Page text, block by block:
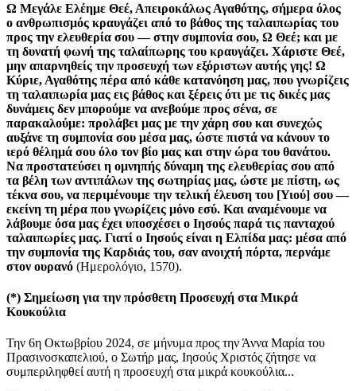
Ω Μεγάλε Ελέημε Θεέ, Απειροκάλως Αγαθότης, σήμερα όλος
ο ανθρωπισμός κραυγάζει από το βάθος της ταλαιπωρίας του
προς την ελευθερία σου — στην συμπονία σου, Ω Θεέ; και με
τη δυνατή φωνή της ταλαίπωρης του κραυγάζει. Χάριστε Θεέ,
μην απαρνηθείς την προσευχή των εξόριστων αυτής γης! Ω
Κύριε, Αγαθότης πέρα από κάθε κατανόηση μας, που γνωρίζεις
τη ταλαιπωρία μας εις βάθος και ξέρεις ότι με τις δικές μας
δυνάμεις δεν μπορούμε να ανεβούμε προς σένα, σε
παρακαλούμε: προλάβει μας με την χάρη σου και συνεχώς
αυξάνε τη συμπονία σου μέσα μας, ώστε πιστά να κάνουν το
ιερό θέλημά σου όλο τον βίο μας και στην ώρα του θανάτου.
Να προστατεύσει η ομνηπής δύναμη της ελευθερίας σου από
τα βέλη των αντιπάλων της σωτηρίας μας, ώστε με πίστη, ως
τέκνα σου, να περιμένουμε την τελική έλευση του [Υιού] σου —
εκείνη τη μέρα που γνωρίζεις μόνο εσύ. Και αναμένουμε να
λάβουμε όσα μας έχει υποσχέσει ο Ιησούς παρά τις πανταχού
ταλαιπωρίες μας. Γιατί ο Ιησούς είναι η Ελπίδα μας: μέσα από
την συμπονία της Καρδιάς του, σαν ανοιχτή πόρτα, περνάμε
στον ουρανό (Ημερολόγιο, 1570).
(*) Σημείωση για την πρόσθετη Προσευχή στα Μικρά
Κουκούλια
Την 6η Οκτωβρίου 2024, σε μήνυμα προς την Άννα Μαρία του
Πρασινοσκαπελιού, ο Σωτήρ μας, Ιησούς Χριστός ζήτησε να
συμπεριληφθεί αυτή η προσευχή στα μικρά κουκούλια...